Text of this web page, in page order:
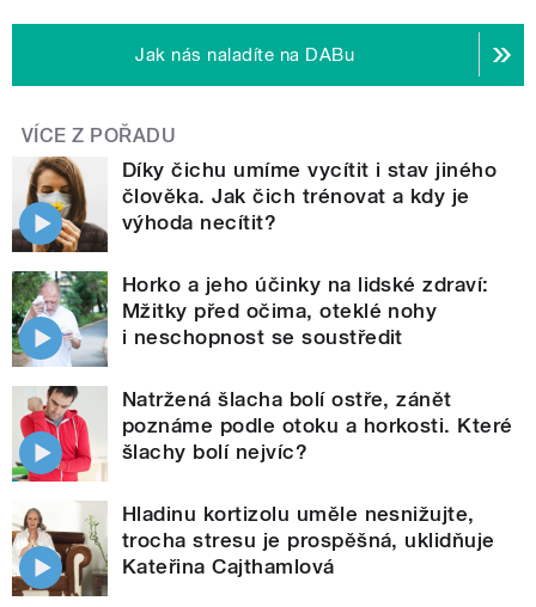
Jak nás naladíte na DABu
VÍCE Z POŘADU
Díky čichu umíme vycítit i stav jiného
člověka. Jak čich trénovat a kdy je
výhoda necítit?
Horko a jeho účinky na lidské zdraví:
Mžitky před očima, oteklé nohy
i neschopnost se soustředit
Natržená šlacha bolí ostře, zánět
poznáme podle otoku a horkosti. Které
šlachy bolí nejvíc?
Hladinu kortizolu uměle nesnižujte,
trocha stresu je prospěšná, uklidňuje
Kateřina Cajthamlová